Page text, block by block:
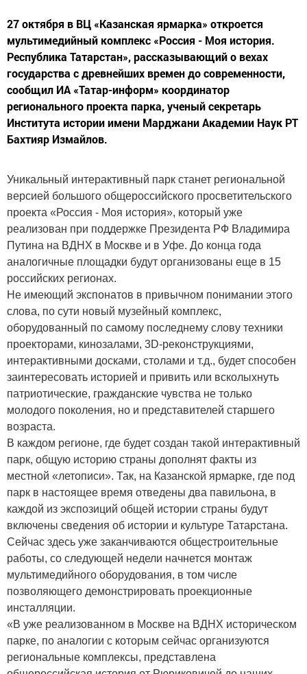
27 октября в ВЦ «Казанская ярмарка» откроется
мультимедийный комплекс «Россия - Моя история.
Республика Татарстан», рассказывающий о вехах
государства с древнейших времен до современности,
сообщил ИА «Татар-информ» координатор
регионального проекта парка, ученый секретарь
Института истории имени Марджани Академии Наук РТ
Бахтияр Измайлов.
Уникальный интерактивный парк станет региональной
версией большого общероссийского просветительского
проекта «Россия - Моя история», который уже
реализован при поддержке Президента РФ Владимира
Путина на ВДНХ в Москве и в Уфе. До конца года
аналогичные площадки будут организованы еще в 15
российских регионах.
Не имеющий экспонатов в привычном понимании этого
слова, по сути новый музейный комплекс,
оборудованный по самому последнему слову техники
проекторами, кинозалами, 3D-реконструкциями,
интерактивными досками, столами и т.д., будет способен
заинтересовать историей и привить или всколыхнуть
патриотические, гражданские чувства не только
молодого поколения, но и представителей старшего
возраста.
В каждом регионе, где будет создан такой интерактивный
парк, общую историю страны дополнят факты из
местной «летописи». Так, на Казанской ярмарке, где под
парк в настоящее время отведены два павильона, в
каждой из экспозиций общей истории страны будут
включены сведения об истории и культуре Татарстана.
Сейчас здесь уже заканчиваются общестроительные
работы, со следующей недели начнется монтаж
мультимедийного оборудования, в том числе
позволяющего демонстрировать проекционные
инсталляции.
«В уже реализованном в Москве на ВДНХ историческом
парке, по аналогии с которым сейчас организуются
региональные комплексы, представлена